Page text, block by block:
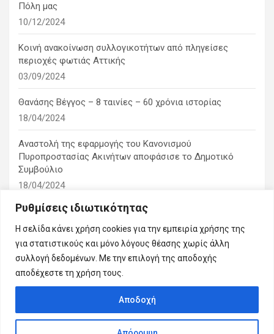
Ρυθμίσεις ιδιωτικότητας
Η σελίδα κάνει χρήση cookies για την εμπειρία χρήσης της
για στατιστικούς και μόνο λόγους θέασης χωρίς άλλη
συλλογή δεδομένων. Με την επιλογή της αποδοχής
αποδέχεστε τη χρήση τους.
Αποδοχή
Πόλη μας
10/12/2024
Κοινή ανακοίνωση συλλογικοτήτων από πληγείσες
περιοχές φωτιάς Αττικής
03/09/2024
Θανάσης Βέγγος – 8 ταινίες – 60 χρόνια ιστορίας
18/04/2024
Αναστολή της εφαρμογής του Κανονισμού
Πυροπροστασίας Ακινήτων αποφάσισε το Δημοτικό
Συμβούλιο
18/04/2024
1η ειδική συνεδρίαση λογοδοσίας του δημοτικού
συμβουλίου
10/03/2024
Copyright © 2026Εμείς η πόλη μας